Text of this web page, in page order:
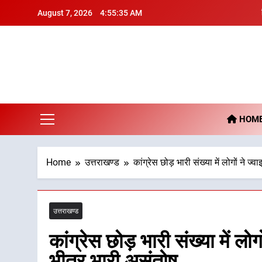
August 7, 2026 4:55:36 AM
Home उत्तराखण्ड कांग्रेस छोड़ भारी संख्या में लोगों ने
उत्तराखण्ड
कांग्रेस छोड़ भारी संख्या में